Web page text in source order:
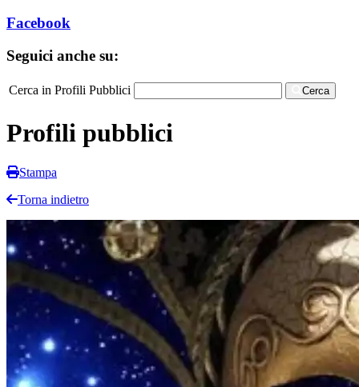
Facebook
Seguici anche su:
Cerca in Profili Pubblici Cerca
Profili pubblici
Stampa
Torna indietro